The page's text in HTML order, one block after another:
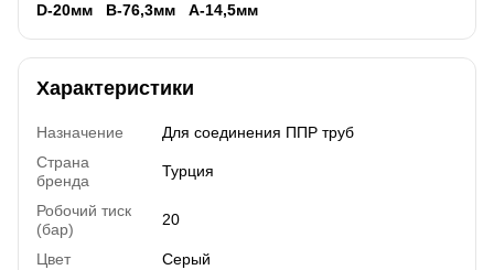
D-20мм В-76,3мм А-14,5мм
Характеристики
Назначение
Для соединения ППР труб
Страна
бренда
Турция
Робочий тиск
(бар)
20
Цвет
Серый